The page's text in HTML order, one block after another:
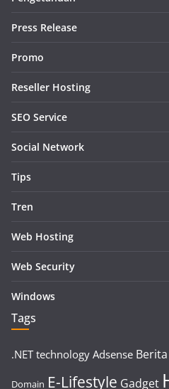
Press Release
Promo
Reseller Hosting
SEO Service
Social Network
Tips
Tren
Web Hosting
Web Security
Windows
Tags
.NET technology Adsense Berita
Domain E-Lifestyle Gadget